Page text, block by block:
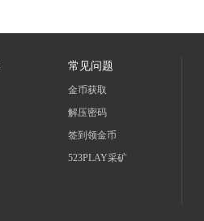
常见问题
金币获取
解压密码
签到领金币
523PLAY采矿